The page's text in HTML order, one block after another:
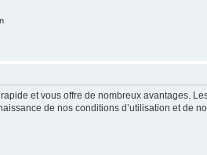
et vous offre de nombreux avantages.
de nos conditions d’utilisation et